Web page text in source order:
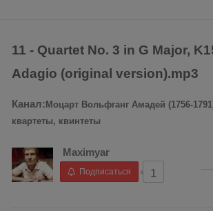
11 - Quartet No. 3 in G Major,
Adagio (original version).mp3
Канал: Моцарт Вольфганг Амадей (1756-
квартеты, квинтеты
Maximyar
Подписаться 1